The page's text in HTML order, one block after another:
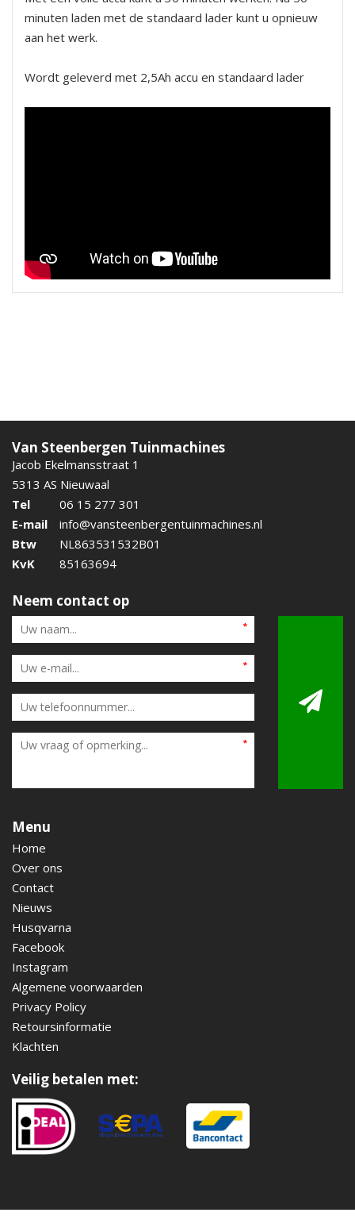
minuten laden met de standaard lader kunt u opnieuw
aan het werk.
Wordt geleverd met 2,5Ah accu en standaard lader
Van Steenbergen Tuinmachines
Jacob Ekelmansstraat 1
5313 AS Nieuwaal
Tel
06 15 277 301
E-mail
info@vansteenbergentuinmachines.nl
Btw
NL863531532B01
KvK
85163694
Neem contact op
Menu
Home
Over ons
Contact
Nieuws
Husqvarna
Facebook
Instagram
Algemene voorwaarden
Privacy Policy
Retoursinformatie
Klachten
Veilig betalen met: